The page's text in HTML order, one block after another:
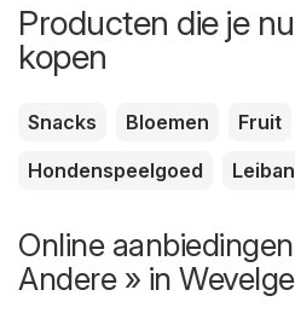
Producten die je
kopen
Snacks Bloemen Fruit
Hondenspeelgoed
Online
Andere » in